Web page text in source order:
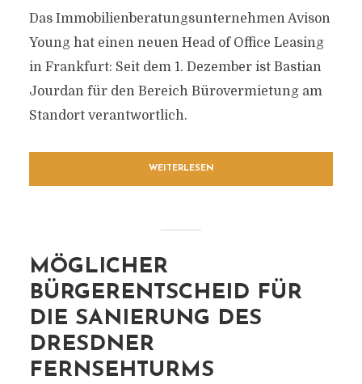
Das Immobilienberatungsunternehmen Avison
Young hat einen neuen Head of Office Leasing
in Frankfurt: Seit dem 1. Dezember ist Bastian
Jourdan für den Bereich Bürovermietung am
Standort verantwortlich.
WEITERLESEN
MÖGLICHER
BÜRGERENTSCHEID FÜR
DIE SANIERUNG DES
DRESDNER
FERNSEHTURMS